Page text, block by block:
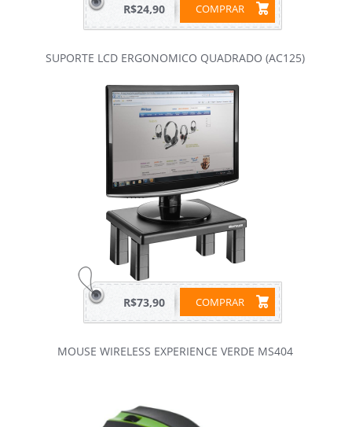
COMPRAR
R$24,90
SUPORTE LCD ERGONOMICO QUADRADO (AC125)
COMPRAR
R$73,90
MOUSE WIRELESS EXPERIENCE VERDE MS404